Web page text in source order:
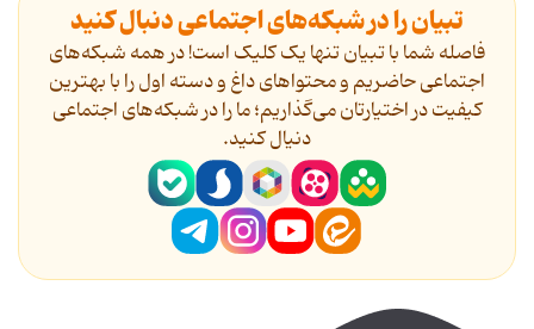
تبیان را در شبکه‌های اجتماعی دنبال کنید
فاصله شما با تبیان تنها یک کلیک است! در همه شبکه‌های
اجتماعی حاضریم و محتواهای داغ و دسته اول را با بهترین
کیفیت در اختیارتان می‌گذاریم؛ ما را در شبکه‌های اجتماعی
دنیال کنید.